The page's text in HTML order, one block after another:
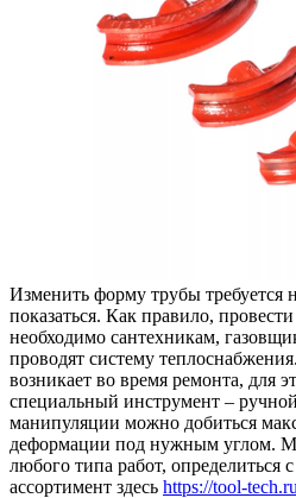
Изменить форму трубы требуется
показаться. Как правило,
необходимо сантехникам,
проводят систему теплоснабжения.
возникает во время ремонта, для
специальный инструмент –
манипуляции можно добиться
деформации под нужным углом.
любого типа работ,
ассортимент здесь https://tool-